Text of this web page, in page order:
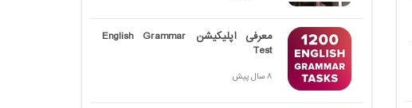
معرفی اپلیکیشن English Grammar
Test
8 سال پیش